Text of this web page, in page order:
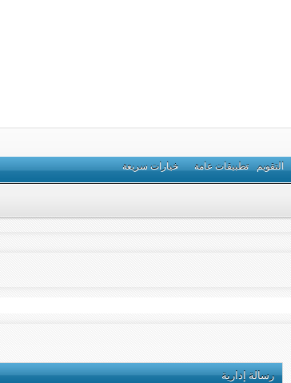
التقويم تطبيقات عامة خيارات سريعة
رسالة إدارية